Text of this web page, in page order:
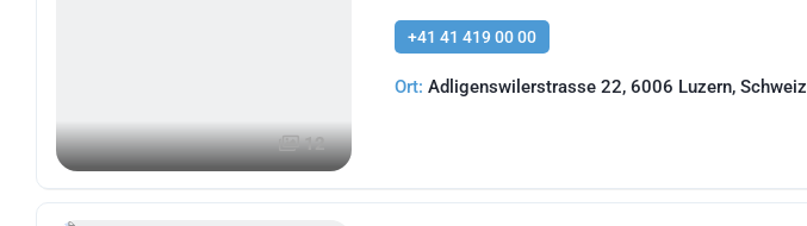
12
+41 41 419 00 00
Ort: Adligenswilerstrasse 22, 6006 Luzern, Schweiz